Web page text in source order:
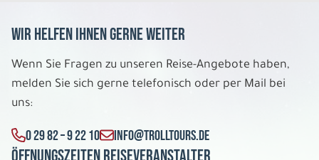
Wir helfen Ihnen gerne weiter
Wenn Sie Fragen zu unseren Reise-Angebote haben,
melden Sie sich gerne telefonisch oder per Mail bei
uns:
0 29 82 – 9 22 10 INFO@TROLLTOURS.DE
Öffnungszeiten Reiseveranstalter